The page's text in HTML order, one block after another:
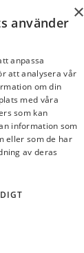
×
använder
anpassa
att analysera vår
om din
med våra
som kan
information som
eller som de har
av deras